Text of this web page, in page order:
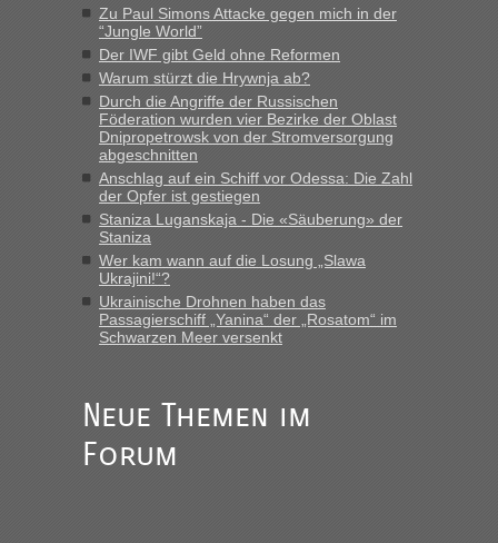
MHG1023 inBerichte und Reisetipps • Re: Mit dem Zug in
die Ukraine
„Man sollte aber explizit dazu schreiben, daß es ein Zug von
LeoExpress ist - und nur auf deren Webseite kann man die
Fahrkarten kaufen. Zumindest ist es die erste Umsteigefreie
Verbindung von Deutschland...“
Recht, Visa und Dokumente • Re: Deklaration
gebrauchter Kleidung beim Zoll
„Vielen Dank, mit einem Briefchen meiner Frau im Gepäck
gab es keine Probleme“
fast 11 Milliarden aufgedeckt
„Am besten wäre natürlich, wenn die Frau mit dabei ist.
Alleinreisende Männer stehen schließlich immer unter
Zu Paul Simons Attacke gegen mich in der
“Jungle World”
Der IWF gibt Geld ohne Reformen
Warum stürzt die Hrywnja ab?
Durch die Angriffe der Russischen
Föderation wurden vier Bezirke der Oblast
Dnipropetrowsk von der Stromversorgung
abgeschnitten
Anschlag auf ein Schiff vor Odessa: Die Zahl
der Opfer ist gestiegen
Staniza Luganskaja - Die «Säuberung» der
Staniza
Wer kam wann auf die Losung „Slawa
Ukrajini!“?
Ukrainische Drohnen haben das
Passagierschiff „Yanina“ der „Rosatom“ im
Schwarzen Meer versenkt
Neue Themen im
Forum